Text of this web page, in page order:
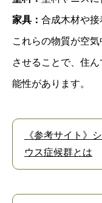
家具： 合成木材や
これらの物質が空
させることで、住
能性があります。
《参考サイト》
ウス症候群とは